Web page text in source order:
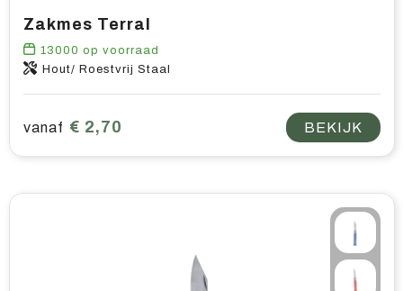
Zakmes Terral
13000 op voorraad
Hout/ Roestvrij Staal
vanaf € 2,70 BEKIJK